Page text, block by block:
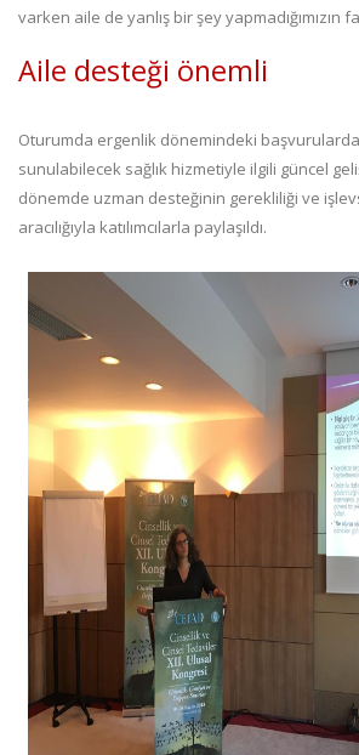
varken aile de yanlış bir şey yapmadığımızın
Aile desteği önemli
Oturumda ergenlik dönemindeki
sunulabilecek sağlık hizmetiyle ilgili güncel
dönemde uzman desteğinin gerekliliği ve
aracılığıyla katılımcılarla paylaşıldı.